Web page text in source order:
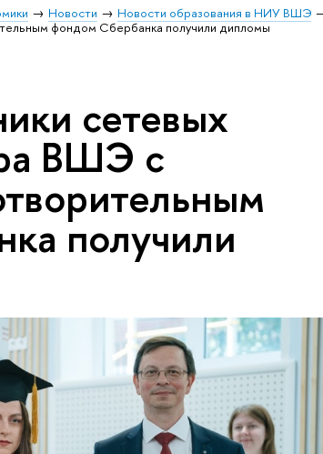
Новости Новости образования в НИУ ВШЭ
фондом Сбербанка получили дипломы
сетевых
ВШЭ с
получили